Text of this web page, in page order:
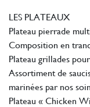
LES PLATEAUX
Plateau pierrade
Composition en
Plateau grillades
Assortiment de
marinées par nos
Plateau « Chicken